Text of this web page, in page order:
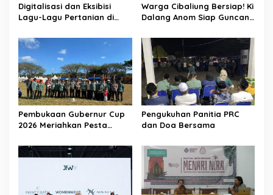
Digitalisasi dan Eksibisi
Lagu-Lagu Pertanian di
Nyanyian Tubuh-Tubuh Nyi
Pohaci
Warga Cibaliung Bersiap! Ki
Dalang Anom Siap Guncang
Wayang Golek Kekinian
Pembukaan Gubernur Cup
2026 Meriahkan Pesta
Tim
Pengukuhan Panitia PRC
dan Doa Bersama